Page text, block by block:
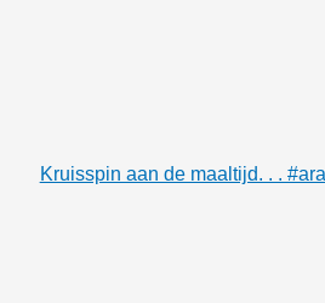
Kruisspin aan de maaltijd. . .